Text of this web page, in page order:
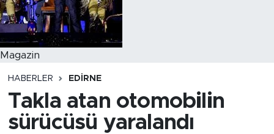
Magazin
HABERLER EDIRNE
Takla atan otomobilin
sürücüsü yaralandı